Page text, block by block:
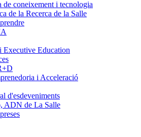
de coneixement i tecnologia
de la Recerca de la Salle
Executive Education
i Acceleració
d'esdeveniments
ADN de La Salle